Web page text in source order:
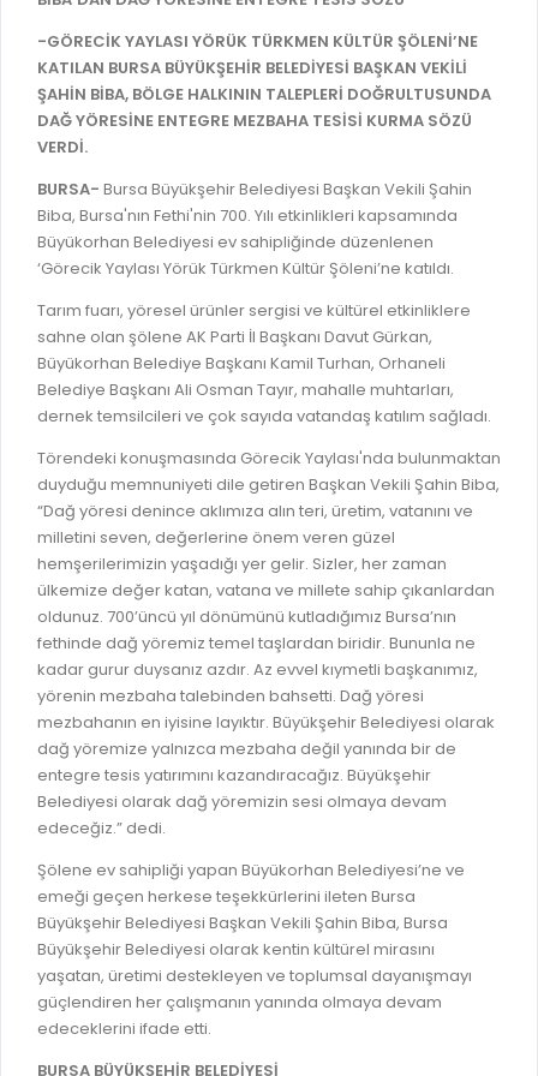
MECLİS
MECLİS ÜYELERİ
KOMİSYON ÜYELERİ
MECLİS KARARLARI
MECLİS GÜNDEMİ VE KARAR ÖZETLERİ
YAYIN / PLAN / RAPOR
STRATEJİK PLANLAR
PERFORMANS PROGRAMI
BÜTÇE
FAALİYET RAPORLARI
KESİN HESAPLAR
GELİR TARİFESİ
İMAR PLANI DEĞİŞİKLİKLERİ
UKOME TOPLANTILARI
FOTOĞRAF GALERİSİ
BURSA GÜNLÜĞÜ DERGİSİ
AYKOME KARARLARI
BURSA YAYINLARI
YÖNETİM SİSTEMLERİ
VİZYON & MİSYON
POLİTİKALARIMIZ
ENTEGRE YÖNETIM SISTEMI
KALITE BELGELERIMIZ
KVKK AYDINLATMA METNI
YANGIN SİGORTA E-BEYANNAME
BAŞVURU / KAYIT / SORGU
ORKESTRA KAYIT
SEYAHAT KARTI SORGULAMA
BURSA AKADEMİ
ÜCRETSİZ WİFİ NOKTALARI
İTFAİYE RAPORU
ONLİNE KATI ATIK BAŞVURUSU
İTFAİYE OLAY KAYDI BAŞVURUSU
İHALE İLANLARI
DOĞRUDAN TEMİN İLANLARI
EVRAK TAKİBİ
MEZARLIK BİLGİ SİSTEMİ
GENEL EVRAK KAYIT
LOKMA DAĞITIM İZNİ BAŞVURUSU
BAĞLANTILAR
WEB - MOBIL UYGULAMALARIMIZ
KURUM İÇİ UYGULAMALAR
E-DEVLET KAPISI
NÖBETÇİ ECZANELER
HAL FİYATLARI
SANAL TURLAR
-GÖRECİK YAYLASI YÖRÜK TÜRKMEN KÜLTÜR ŞÖLENİ’NE
KATILAN BURSA BÜYÜKŞEHİR BELEDİYESİ BAŞKAN VEKİLİ
ŞAHİN BİBA, BÖLGE HALKININ TALEPLERİ DOĞRULTUSUNDA
DAĞ YÖRESİNE ENTEGRE MEZBAHA TESİSİ KURMA SÖZÜ
VERDİ.
BURSA- Bursa Büyükşehir Belediyesi Başkan Vekili Şahin
Biba, Bursa'nın Fethi'nin 700. Yılı etkinlikleri kapsamında
Büyükorhan Belediyesi ev sahipliğinde düzenlenen
‘Görecik Yaylası Yörük Türkmen Kültür Şöleni’ne katıldı.
Tarım fuarı, yöresel ürünler sergisi ve kültürel etkinliklere
sahne olan şölene AK Parti İl Başkanı Davut Gürkan,
Büyükorhan Belediye Başkanı Kamil Turhan, Orhaneli
Belediye Başkanı Ali Osman Tayır, mahalle muhtarları,
dernek temsilcileri ve çok sayıda vatandaş katılım sağladı.
Törendeki konuşmasında Görecik Yaylası'nda bulunmaktan
duyduğu memnuniyeti dile getiren Başkan Vekili Şahin Biba,
“Dağ yöresi denince aklımıza alın teri, üretim, vatanını ve
milletini seven, değerlerine önem veren güzel
hemşerilerimizin yaşadığı yer gelir. Sizler, her zaman
ülkemize değer katan, vatana ve millete sahip çıkanlardan
oldunuz. 700’üncü yıl dönümünü kutladığımız Bursa’nın
fethinde dağ yöremiz temel taşlardan biridir. Bununla ne
kadar gurur duysanız azdır. Az evvel kıymetli başkanımız,
yörenin mezbaha talebinden bahsetti. Dağ yöresi
mezbahanın en iyisine layıktır. Büyükşehir Belediyesi olarak
dağ yöremize yalnızca mezbaha değil yanında bir de
entegre tesis yatırımını kazandıracağız. Büyükşehir
Belediyesi olarak dağ yöremizin sesi olmaya devam
edeceğiz.” dedi.
Şölene ev sahipliği yapan Büyükorhan Belediyesi’ne ve
emeği geçen herkese teşekkürlerini ileten Bursa
Büyükşehir Belediyesi Başkan Vekili Şahin Biba, Bursa
Büyükşehir Belediyesi olarak kentin kültürel mirasını
yaşatan, üretimi destekleyen ve toplumsal dayanışmayı
güçlendiren her çalışmanın yanında olmaya devam
edeceklerini ifade etti.
BURSA BÜYÜKŞEHİR BELEDİYESİ